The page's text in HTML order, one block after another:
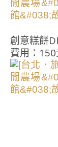
創意糕餅
費用：